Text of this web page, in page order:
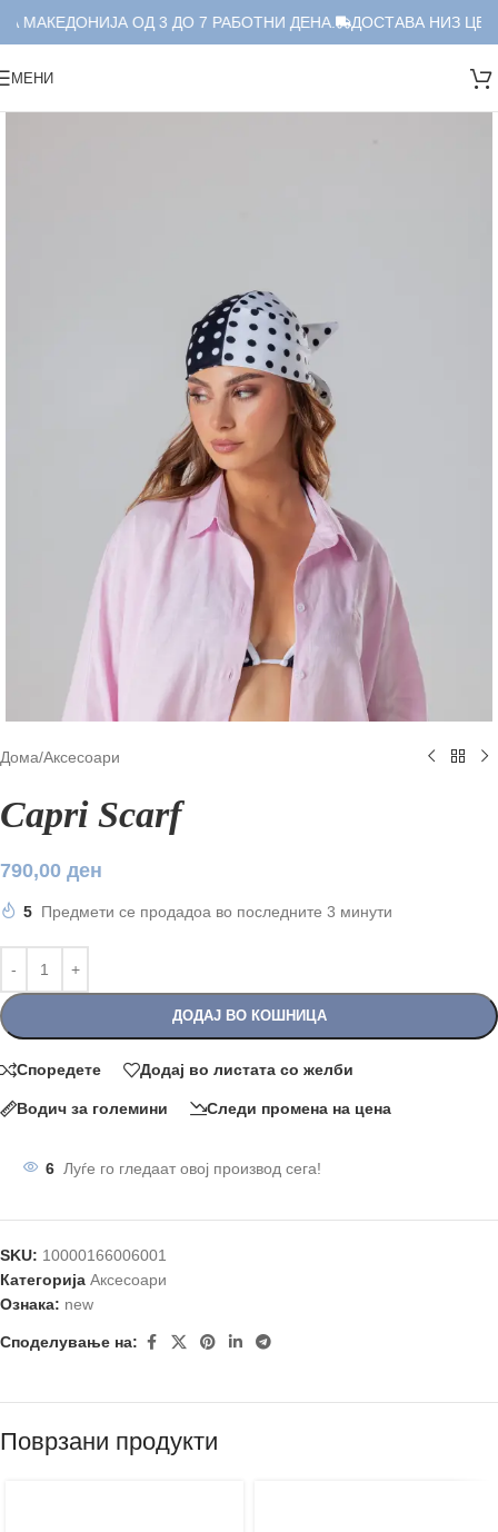
МАКЕДОНИЈА ОД 3 ДО 7 РАБОТНИ ДЕНА. ДОСТАВА НИЗ
МЕНИ
Дома/Аксесоари
Capri Scarf
790,00 ден
5 Предмети се продадоа во последните 3 минути
ДОДАЈ ВО КОШНИЦА
Споредете Додај во листата со желби
Водич за големини Следи промена на цена
6 Луѓе го гледаат овој производ сега!
SKU: 10000166006001
Категорија Аксесоари
Ознака: new
Споделување на:
Поврзани продукти